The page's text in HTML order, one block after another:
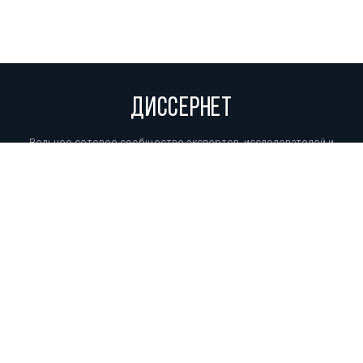
ДИССЕРНЕТ
Вольное сетевое сообщество экспертов, исследователей и